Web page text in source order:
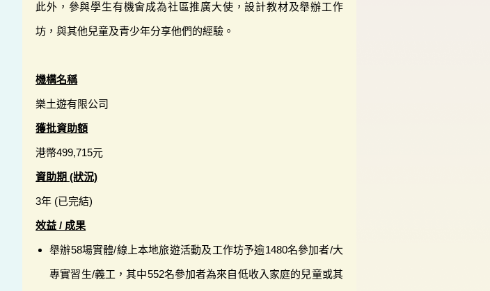
此外，參與學生有機會成為社區推廣大使，設計教材及舉辦工作
坊，與其他兒童及青少年分享他們的經驗。
機構名稱
樂土遊有限公司
獲批資助額
港幣499,715元
資助期 (狀況)
3年 (已完結)
效益 / 成果
舉辦58場實體/線上本地旅遊活動及工作坊予逾1480名參加者/大
專實習生/義工，其中552名參加者為來自低收入家庭的兒童或其